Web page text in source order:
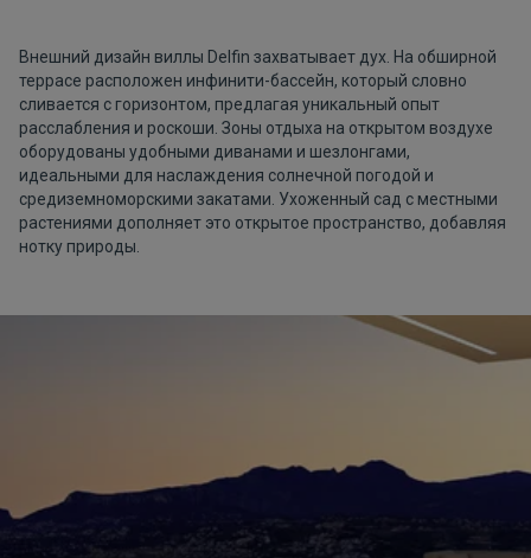
Внешний дизайн виллы Delfin захватывает дух. На обширной
террасе расположен инфинити-бассейн, который словно
сливается с горизонтом, предлагая уникальный опыт
расслабления и роскоши. Зоны отдыха на открытом воздухе
оборудованы удобными диванами и шезлонгами,
идеальными для наслаждения солнечной погодой и
средиземноморскими закатами. Ухоженный сад с местными
растениями дополняет это открытое пространство, добавляя
нотку природы.